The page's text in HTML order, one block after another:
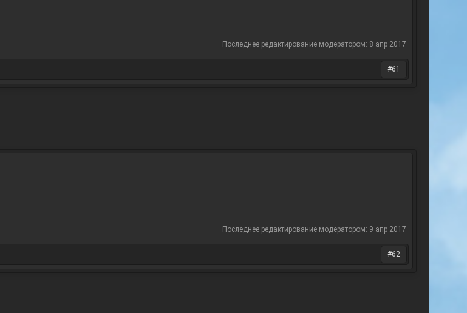
Последнее редактирование модератором: 8 апр 2017
#61
Последнее редактирование модератором: 9 апр 2017
#62